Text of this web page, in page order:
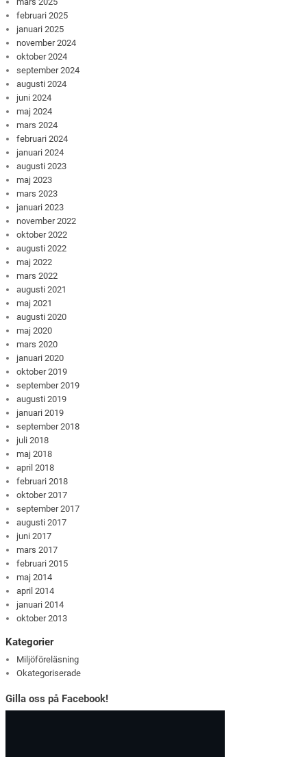
februari 2025
januari 2025
november 2024
oktober 2024
september 2024
augusti 2024
juni 2024
maj 2024
mars 2024
februari 2024
januari 2024
augusti 2023
maj 2023
mars 2023
januari 2023
november 2022
oktober 2022
augusti 2022
maj 2022
mars 2022
augusti 2021
maj 2021
augusti 2020
maj 2020
mars 2020
januari 2020
oktober 2019
september 2019
augusti 2019
januari 2019
september 2018
juli 2018
maj 2018
april 2018
februari 2018
oktober 2017
september 2017
augusti 2017
juni 2017
mars 2017
februari 2015
maj 2014
april 2014
januari 2014
oktober 2013
Kategorier
Miljöföreläsning
Okategoriserade
Gilla oss på Facebook!